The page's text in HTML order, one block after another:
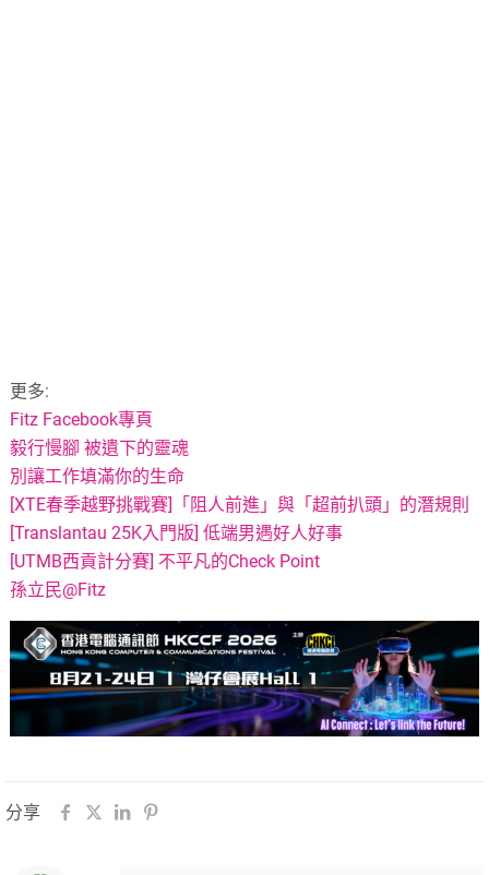
更多:
Fitz Facebook專頁
毅行慢腳 被遺下的靈魂
別讓工作填滿你的生命
[XTE春季越野挑戰賽]「阻人前進」與「超前扒頭」的潛規則
[Translantau 25K入門版] 低端男遇好人好事
[UTMB西貢計分賽] 不平凡的Check Point
孫立民@Fitz
分享